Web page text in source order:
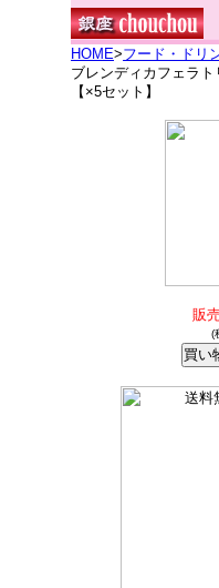
HOME>フード・ドリ
ブレンディカフェラ
【×5セット】
販
(